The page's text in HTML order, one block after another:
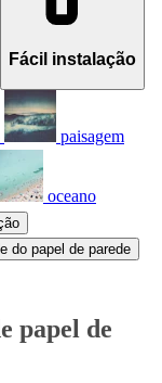
Fácil instalação
paisagem
oceano
do papel de parede
papel de